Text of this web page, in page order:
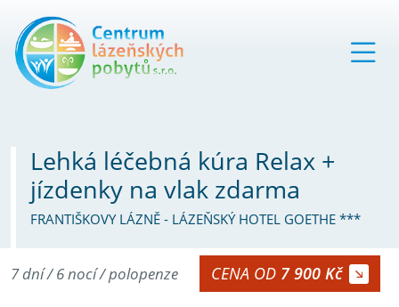
Lehká léčebná kúra Relax +
jízdenky na vlak zdarma
FRANTIŠKOVY LÁZNĚ - LÁZEŇSKÝ HOTEL GOETHE ***
7 dní / 6 nocí / polopenze CENA OD 7 900 Kč